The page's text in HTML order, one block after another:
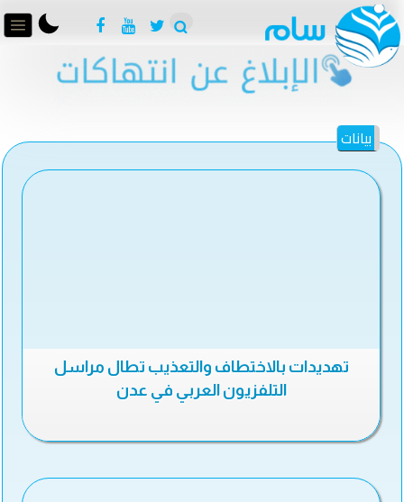
بيانات
تهديدات بالاختطاف والتعذيب تطال مراسل
التلفزيون العربي في عدن